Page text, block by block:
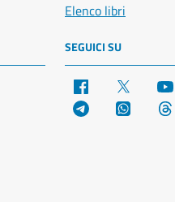
Elenco libri
SEGUICI SU
Facebook
Telegram